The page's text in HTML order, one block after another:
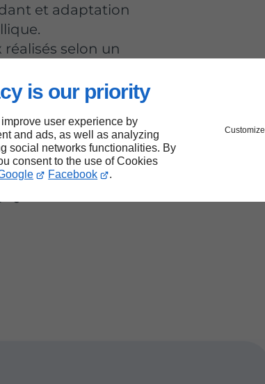
is our priority
user experience by
and ads, as well as analyzing
social networks functionalities. By
consent to the use of Cookies
Facebook .
Customize
et adaptation
réalisés selon un
et validés par
de
? PRIMA